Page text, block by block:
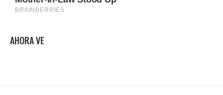
AHORA VE